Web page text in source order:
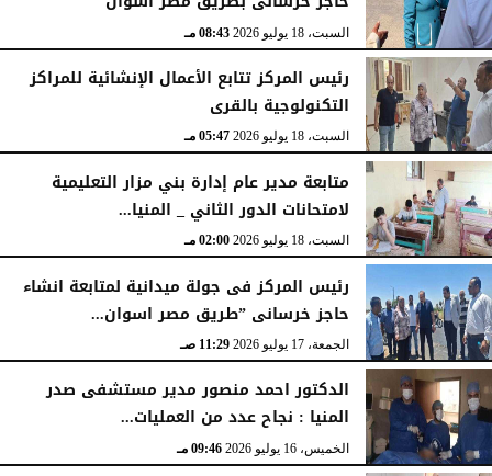
السبت، 18 يوليو 2026 08:43 مـ
رئيس المركز تتابع الأعمال الإنشائية للمراكز
التكنولوجية بالقرى
السبت، 18 يوليو 2026 05:47 مـ
متابعة مدير عام إدارة بني مزار التعليمية
لامتحانات الدور الثاني _ المنيا...
السبت، 18 يوليو 2026 02:00 مـ
رئيس المركز فى جولة ميدانية لمتابعة انشاء
حاجز خرسانى ”طريق مصر اسوان...
الجمعة، 17 يوليو 2026 11:29 صـ
الدكتور احمد منصور مدير مستشفى صدر
المنيا : نجاح عدد من العمليات...
الخميس، 16 يوليو 2026 09:46 مـ